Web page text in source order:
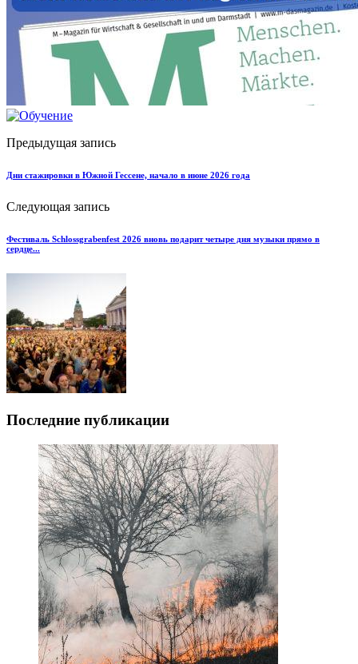
Предыдущая запись
Дни стажировки в Южной Гессене, начало в июне 2026 года
Следующая запись
Фестиваль Schlossgrabenfest 2026 вновь подарит четыре дня музыки прямо в
сердце...
Последние публикации